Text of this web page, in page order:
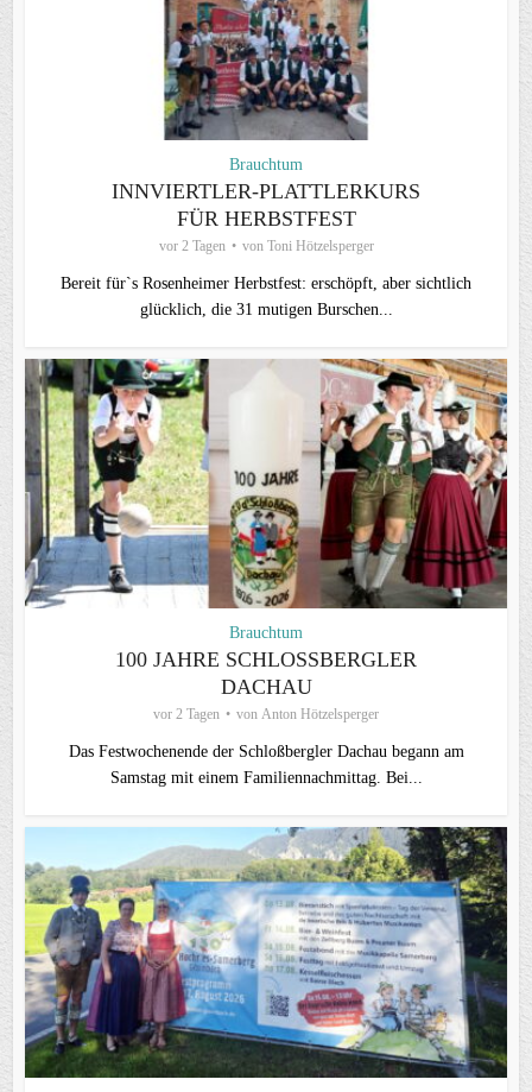
Brauchtum
INNVIERTLER-PLATTLERKURS
FÜR HERBSTFEST
vor 2 Tagen von Toni Hötzelsperger
Bereit für`s Rosenheimer Herbstfest: erschöpft, aber sichtlich
glücklich, die 31 mutigen Burschen...
Brauchtum
100 JAHRE SCHLOSSBERGLER D
ACHAU
vor 2 Tagen von Anton Hötzelsperger
Das Festwochenende der Schloßbergler Dachau begann am
Samstag mit einem Familiennachmittag. Bei...